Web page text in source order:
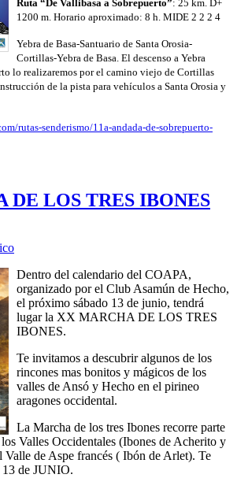
Ruta “De Vallibasa a Sobrepuerto”: 25 km. D+
1200 m. Horario aproximado: 8 h. MIDE 2 2 2 4
Yebra de Basa-Santuario de Santa Orosia-
Cortillas-Yebra de Basa. El descenso a Yebra
lo realizaremos por el camino viejo de Cortillas
de la pista para vehículos a Santa Orosia y
rutas-senderismo/11a-andada-de-sobrepuerto-
DE LOS TRES IBONES
Dentro del calendario del COAPA,
organizado por el Club Asamún de Hecho,
el próximo sábado 13 de junio, tendrá
lugar la XX MARCHA DE LOS TRES
IBONES.
Te invitamos a descubrir algunos de los
rincones mas bonitos y mágicos de los
valles de Ansó y Hecho en el pirineo
aragones occidental.
La Marcha de los tres Ibones recorre parte
Valles Occidentales (Ibones de Acherito y
Valle de Aspe francés ( Ibón de Arlet). Te
13 de JUNIO.